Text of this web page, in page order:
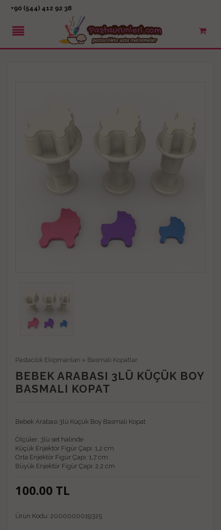
+90 (544) 412 92 38
Pastacılık Ekipmanları » Basmalı Kopatlar
BEBEK ARABASI 3LÜ KÜÇÜK BOY
BASMALI KOPAT
Bebek Arabası 3lü Küçük Boy Basmalı Kopat
Ölçüler: 3lü set halinde
Küçük Enjektör Figür Çapı: 1,2 cm
Orta Enjektör Figür Çapı: 1,7 cm
Büyük Enjektör Figür Çapı: 2,2 cm
100.00 TL
Ürün Kodu: 2000000019325